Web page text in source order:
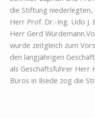
die Stiftung
Herr Prof. Dr.-Ing. Udo J.
Herr Gerd
wurde zeitgleich zum
den langjährigen
als Geschäftsführer Herr
Büros in Ilsede zog die